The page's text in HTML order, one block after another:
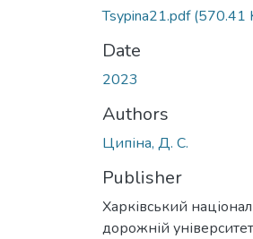
Tsypina21.pdf(570.41
Date
2023
Authors
Ципіна, Д. С.
Publisher
Харківський
дорожній університет